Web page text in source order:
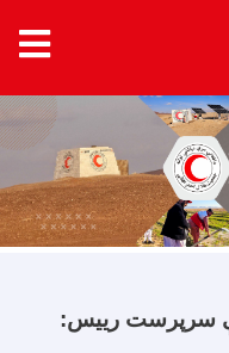
سرپرست رییس: